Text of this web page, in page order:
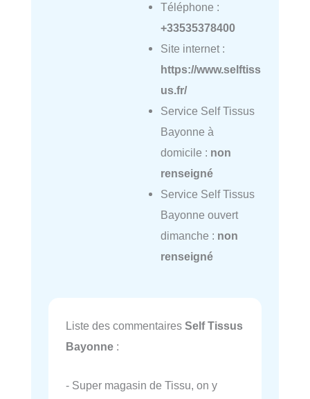
Téléphone :
+33535378400
Site internet :
https://www.selftiss
us.fr/
Service Self Tissus
Bayonne à
domicile : non
renseigné
Service Self Tissus
Bayonne ouvert
dimanche : non
renseigné
Liste des commentaires Self Tissus
Bayonne :
- Super magasin de Tissu, on y